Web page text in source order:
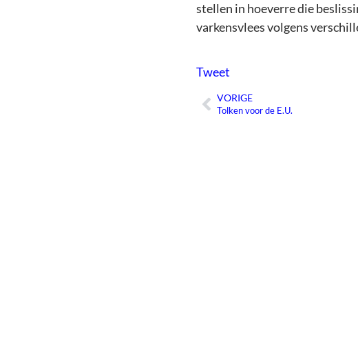
stellen in hoeverre die
varkensvlees volgens
Tweet
Vorige
VORIGE
Tolken voor de E.U.